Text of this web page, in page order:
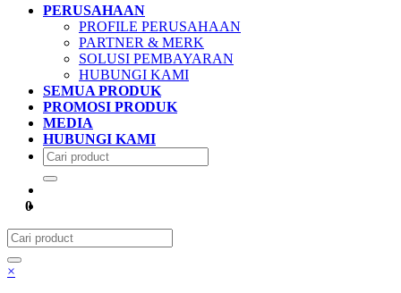
PERUSAHAAN
PROFILE PERUSAHAAN
PARTNER & MERK
SOLUSI PEMBAYARAN
HUBUNGI KAMI
SEMUA PRODUK
PROMOSI PRODUK
MEDIA
HUBUNGI KAMI
0
×